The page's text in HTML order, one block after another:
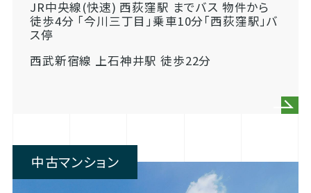
JR中央線(快速) 西荻窪駅 までバス 物件から
徒歩4分 「今川三丁目」乗車10分「西荻窪駅」バ
ス停
西武新宿線 上石神井駅 徒歩22分
中古マンション